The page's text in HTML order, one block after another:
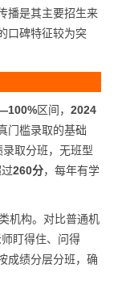
播是其主要招生来
口碑特征较为突
区间， 2024
门槛录取的基础
录取分班，无班型
260分，每年有学
机构。对比普通机
盯得住、问得
成绩分层分班，确